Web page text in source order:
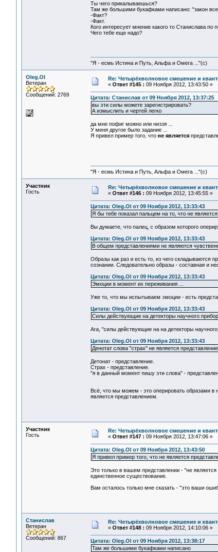
Ты чего прикалываешься?
Там же большими букафками написано: "закон
-Факт?
-Факт.
Кого интересует мнение какого то Станислава
Чего тебе еще надо?
"Я - есмь Истина и Путь, Альфа и Омега ..."(с)
Oleg.Ol
Ветеран
Сообщений: 2769
Re: Четырёхволновое смешение и
« Ответ #145 : 09 Ноября 2012, 13:43:50 »
Цитата: Станислав от 09 Ноября 2012, 13:37:25
вы эти силы можете зарегистрировать?
А измыслить и чертей легко
да мне пофиг можно или низзя ...
У меня другое было задание ...
Я привел пример того, что не является
"Я - есмь Истина и Путь, Альфа и Омега ..."(с)
Участник
Гость
Re: Четырёхволновое смешение и
« Ответ #146 : 09 Ноября 2012, 13:45:55 »
Цитата: Oleg.Ol от 09 Ноября 2012, 13:33:43
Я бы тебе показал пальцем на то, что не
Вы думаете, что палец, с образом которого
Цитата: Oleg.Ol от 09 Ноября 2012, 13:33:43
В общем представлениями не являются
Образы как раз и есть то, из чего складываются
сознании. Следовательно образы - составная и
Цитата: Oleg.Ol от 09 Ноября 2012, 13:33:43
Эмоции в момент их переживания ...
Уже то, что мы испытываем эмоции - есть
Цитата: Oleg.Ol от 09 Ноября 2012, 13:33:43
Силы действующие на детекторы научного
Ага, "силы действующие на на детекторы
Цитата: Oleg.Ol от 09 Ноября 2012, 13:33:43
Денотат слова "страх" не является
Детонат - представление.
Страх - представление.
"я в данный момент пишу эти слова" -
Всё, что мы можем - это оперировать образами
является представлением.
Участник
Гость
Re: Четырёхволновое смешение и
« Ответ #147 : 09 Ноября 2012, 13:47:06 »
Цитата: Oleg.Ol от 09 Ноября 2012, 13:43:50
Я привел пример того, что не является
Это только в вашем представлении - "не
единственное существование.
Вам осталось только мне сказать - "это ваши
Станислав
Ветеран
Сообщений: 867
Re: Четырёхволновое смешение и
« Ответ #148 : 09 Ноября 2012, 14:10:06 »
Цитата: Oleg.Ol от 09 Ноября 2012, 13:38:17
Там же большими букафками написано